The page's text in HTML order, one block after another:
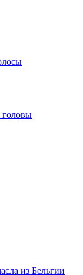
головы
из Бельгии